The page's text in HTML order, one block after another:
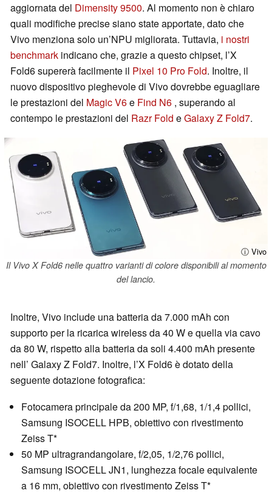
aggiornata del Dimensity 9500. Al momento non è chiaro
quali modifiche precise siano state apportate, dato che
Vivo menziona solo un’NPU migliorata. Tuttavia, i nostri
benchmark indicano che, grazie a questo chipset, l’X
Fold6 supererà facilmente il Pixel 10 Pro Fold. Inoltre, il
nuovo dispositivo pieghevole di Vivo dovrebbe eguagliare
le prestazioni del Magic V6e Find N6 , superando al
contempo le prestazioni del Razr Fold eGalaxy Z Fold7.
ⓘ Vivo
Il Vivo X Fold6 nelle quattro varianti di colore disponibili al momento
del lancio.
Inoltre, Vivo include una batteria da 7.000 mAh con
supporto per la ricarica wireless da 40 W e quella via cavo
da 80 W, rispetto alla batteria da soli 4.400 mAh presente
nell’ Galaxy Z Fold7. Inoltre, l’X Fold6 è dotato della
seguente dotazione fotografica:
Fotocamera principale da 200 MP, f/1,68, 1/1,4 pollici,
Samsung ISOCELL HPB, obiettivo con rivestimento
Zeiss T*
50 MP ultragrandangolare, f/2,05, 1/2,76 pollici,
Samsung ISOCELL JN1, lunghezza focale equivalente
a 16 mm, obiettivo con rivestimento Zeiss T*